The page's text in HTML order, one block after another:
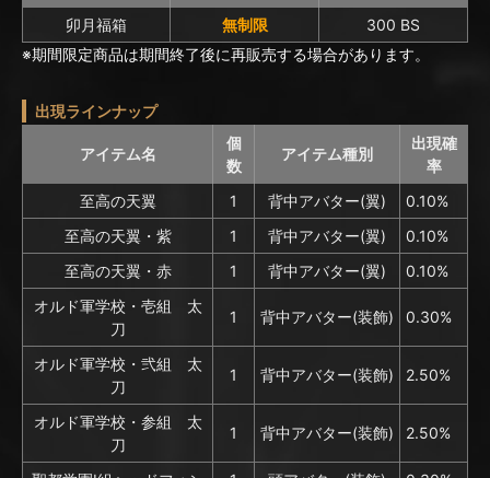
卯月福箱
無制限
300 BS
※期間限定商品は期間終了後に再販売する場合があります。
出現ラインナップ
アイテム名
個
数
アイテム種別
出現確
率
至高の天翼
1 背中アバター(翼)
0.10%
至高の天翼・紫
1 背中アバター(翼)
0.10%
至高の天翼・赤
1 背中アバター(翼)
0.10%
オルド軍学校・壱組 太
刀
1 背中アバター(装飾) 0.30%
オルド軍学校・弐組 太
刀
1 背中アバター(装飾) 2.50%
オルド軍学校・参組 太
刀
1 背中アバター(装飾) 2.50%